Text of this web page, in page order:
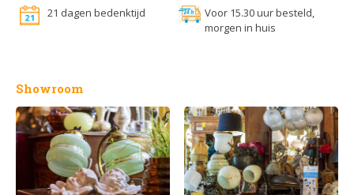
21 dagen bedenktijd
Voor 15.30 uur besteld,
morgen in huis
Showroom